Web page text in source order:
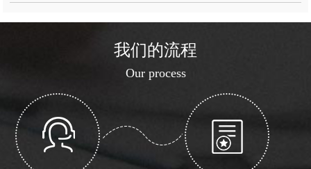
我们的流程
Our process